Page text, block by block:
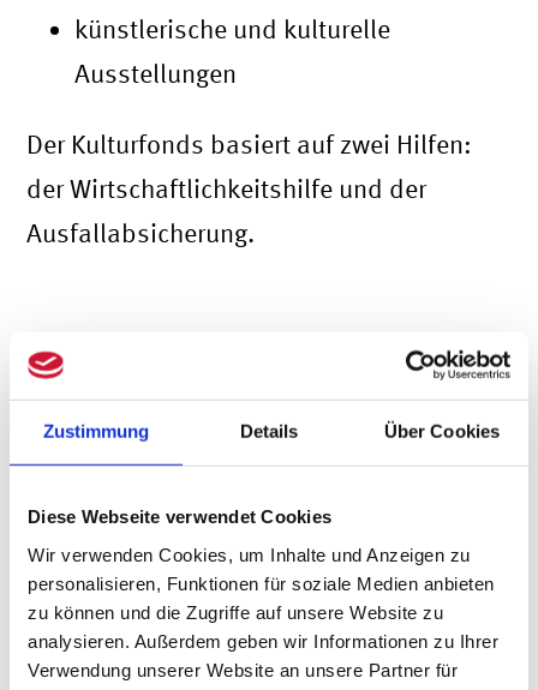
Zustimmung Details Über Cookies
Diese Webseite verwendet Cookies
Wir verwenden Cookies, um Inhalte und Anzeigen zu
personalisieren, Funktionen für soziale Medien anbieten
zu können und die Zugriffe auf unsere Website zu
analysieren. Außerdem geben wir Informationen zu Ihrer
Verwendung unserer Website an unsere Partner für
künstlerische und kulturelle
Ausstellungen
Der Kulturfonds basiert auf zwei Hilfen:
der Wirtschaftlichkeitshilfe und der
Ausfallabsicherung.
1. Wirtschaftlichkeitshilfe für
kleinere Kulturveranstaltungen ab 1.
Juli 2021
Sonderfonds des Bundes richtet sich an
kleinere Kulturveranstaltungen mit bis zu
2.000 Personen (ab 1. August 2021, bis
dahin maximal 500 Personen). Sie soll